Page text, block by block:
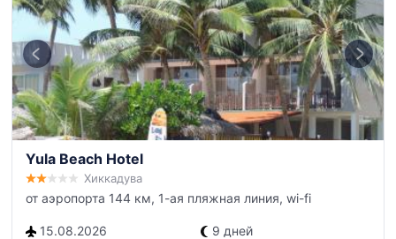
Yula Beach Hotel
Хиккадува
от аэропорта 144 км, 1-ая пляжная линия, wi-fi
15.08.2026
9 дней